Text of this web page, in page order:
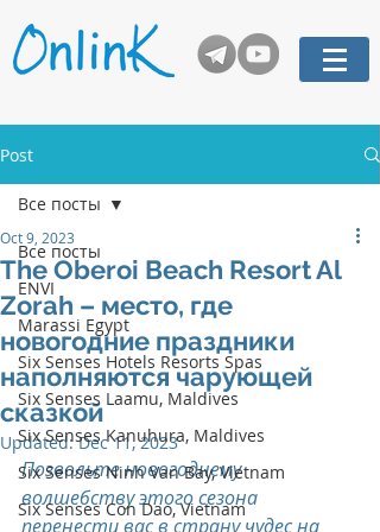
Post
Все посты
ENVI
Marassi Egypt
Six Senses Hotels Resorts Spas
Six Senses Laamu, Maldives
Six Senses Kanuhura, Maldives
Six Senses Ninh Van Bay, Vietnam
Six Senses Con Dao, Vietnam
Все посты
The Oberoi Beach Resort Al
Zorah – место, где
новогодние праздники
наполняются чарующей
сказкой
Oct 9, 2023
Updated:Dec 11, 2023
Позвольте новогоднему
волшебству этого сезона
перенести вас в страну чудес на